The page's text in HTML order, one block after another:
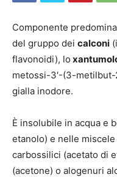
Componente
del gruppo dei calconi
flavonoidi), lo
metossi-3′-(3-
gialla inodore.
È insolubile in acqua e
etanolo) e nelle
carbossilici (acetato di
(acetone) o alogenuri